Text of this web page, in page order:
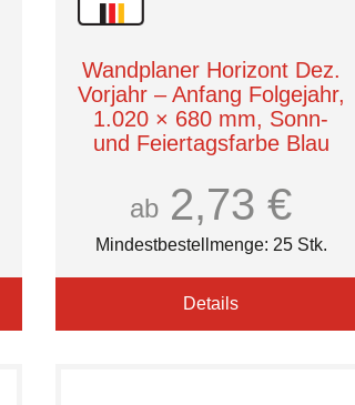
Wandplaner Horizont Dez.
Vorjahr – Anfang Folgejahr,
1.020 × 680 mm, Sonn-
und Feiertagsfarbe Blau
ab 2,73 €
Mindestbestellmenge: 25 Stk.
Details